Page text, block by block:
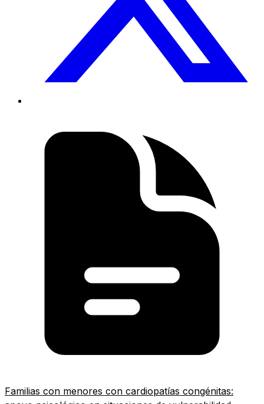
Familias con menores con cardiopatías congénitas: